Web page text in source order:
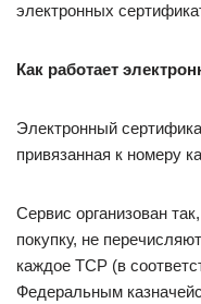
электронных
Как работает
Электронный
привязанная к номеру
Сервис организован
покупку, не
каждое ТСР (в
Федеральным